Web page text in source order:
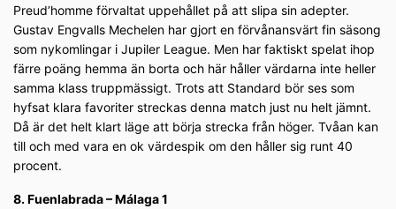
Preud’homme förvaltat uppehållet på att slipa sin adepter.
Gustav Engvalls Mechelen har gjort en förvånansvärt fin säsong
som nykomlingar i Jupiler League. Men har faktiskt spelat ihop
färre poäng hemma än borta och här håller värdarna inte heller
samma klass truppmässigt. Trots att Standard bör ses som
hyfsat klara favoriter streckas denna match just nu helt jämnt.
Då är det helt klart läge att börja strecka från höger. Tvåan kan
till och med vara en ok värdespik om den håller sig runt 40
procent.
8. Fuenlabrada – Málaga 1